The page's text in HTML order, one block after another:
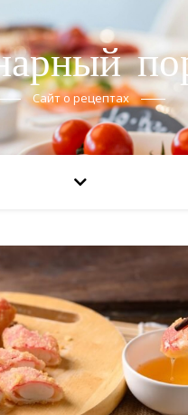
Сайт о рецептах